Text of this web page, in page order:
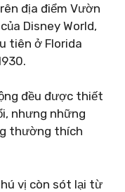
địa điểm Vườn
Disney World,
tiên ở Florida
đều được thiết
nhưng những
thường thích
vị còn sót lại từ